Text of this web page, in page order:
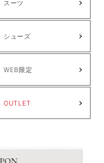
スーツ
シューズ
WEB限定
OUTLET